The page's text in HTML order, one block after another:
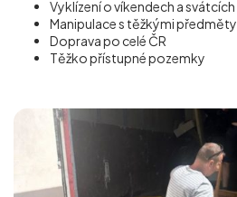
Vyklízení o víkendech a svátcích
Manipulace s těžkými předměty
Doprava po celé ČR
Těžko přístupné pozemky